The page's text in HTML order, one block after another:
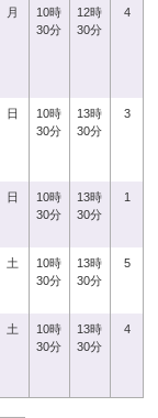
月
10時
30分
12時
30分
4
日
10時
30分
13時
30分
3
日
10時
30分
13時
30分
1
土
10時
30分
13時
30分
5
土
10時
30分
13時
30分
4